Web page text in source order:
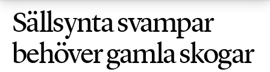
Sällsynta svampar
behöver gamla skogar